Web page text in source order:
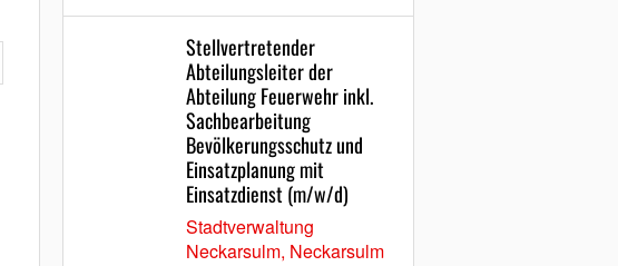
Stellvertretender
Abteilungsleiter der
Abteilung Feuerwehr inkl.
Sachbearbeitung
Bevölkerungsschutz und
Einsatzplanung mit
Einsatzdienst (m/w/d)
Stadtverwaltung
Neckarsulm, Neckarsulm